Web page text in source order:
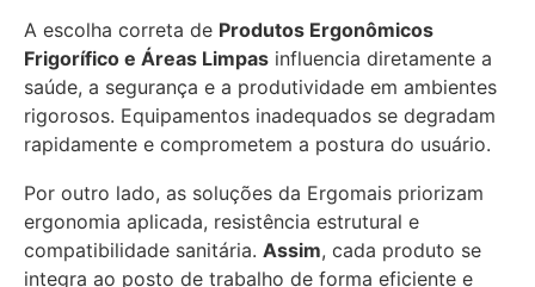
A escolha correta de Produtos Ergonômicos
Frigorífico e Áreas Limpas influencia diretamente a
saúde, a segurança e a produtividade em ambientes
rigorosos. Equipamentos inadequados se degradam
rapidamente e comprometem a postura do usuário.
Por outro lado, as soluções da Ergomais priorizam
ergonomia aplicada, resistência estrutural e
compatibilidade sanitária. Assim, cada produto se
integra ao posto de trabalho de forma eficiente e